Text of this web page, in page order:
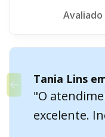
Tania Lins
"O
excelente.